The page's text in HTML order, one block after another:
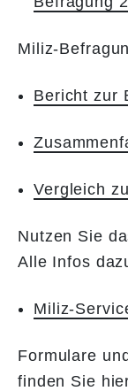
Miliz-
Bericht zur
Vergleich
Nutzen Sie
Alle Infos
Miliz-
Formulare
finden Sie